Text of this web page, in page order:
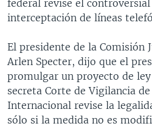
búsqueda
COLOMBIA
CHILE
PERÚ
ECUADOR
VENEZUELA
BRASIL
COSTA RICA
EL SALVADOR
GUATEMALA
HONDURAS
NICARAGUA
OTRAS SECCIONES
INMIGRACIÓN
LIBERTAD DE PRENSA
MUNDO
ECONOMÍA
ENTRETENIMIENTO Y CULTURA
ESPECIALES DE LA VOA
LIBERTAD DE PRENSA
UCRANIA
MULTIMEDIA
VIDEOS
PROGRAMAS TV
federal revise el
interceptación de líneas
El presidente de la Comisión
Arlen Specter, dijo que el
promulgar un proyecto de
secreta Corte de Vigilancia
Internacional revise la
sólo si la medida no es